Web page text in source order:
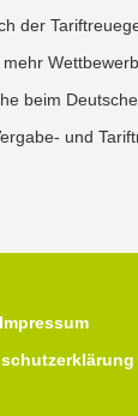
der
beim
und
Impressum